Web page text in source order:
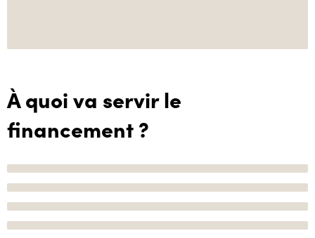
À quoi va servir le
financement ?